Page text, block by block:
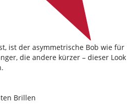
ist der asymmetrische Bob wie für
die andere kürzer – dieser Look
Brillen